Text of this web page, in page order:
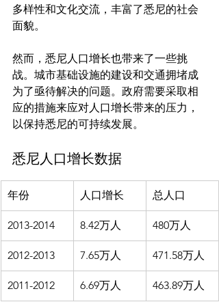
多样性和文化交流，丰富了悉尼的社会
面貌。
然而，悉尼人口增长也带来了一些挑
战。城市基础设施的建设和交通拥堵成
为了亟待解决的问题。政府需要采取相
应的措施来应对人口增长带来的压力，
悉尼人口增长数据
年份 人口增长 总人口
2013-2014 8.42万人 480万人
2012-2013 7.65万人 471.58万人
2011-2012 6.69万人 463.89万人